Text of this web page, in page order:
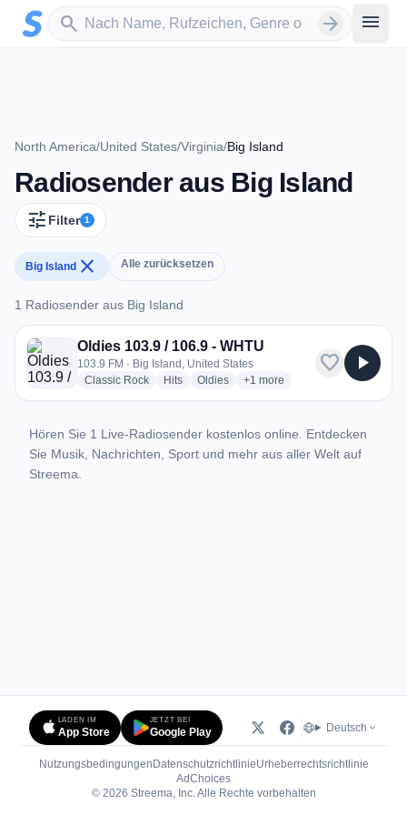
Zum Hauptinhalt springen
search
Sender suchen arrow_forward menu
North America/United States/Virginia/Big Island
Radiosender aus Big Island
tune Filter 1
Big Island close Alle zurücksetzen
1 Radiosender aus Big Island
1 Radiosender aus Big Island
Oldies 103.9 / 106.9 - WHTU
103.9 FM · Big Island, United States
Classic Rockradio stations
Hitsradio stations
Oldiesradio stations
+1 more genres for Oldies 103.9
more
favorite play_arrow
Hören Sie 1 Live-Radiosender kostenlos online. Entdecken
Sie Musik, Nachrichten, Sport und mehr aus aller Welt auf
Streema.
LADEN IM
App Store
JETZT BEI
Google Play Deutsch
Nutzungsbedingungen DatenschutzrichtlinieUrheberrechtsrichtlinie
AdChoices(öffnet in neuem Tab)
© 2026 Streema, Inc. Alle Rechte vorbehalten